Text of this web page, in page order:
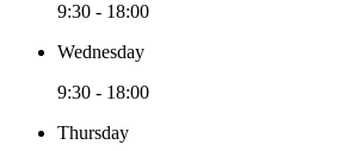
9:30 - 18:00
Wednesday
9:30 - 18:00
Thursday